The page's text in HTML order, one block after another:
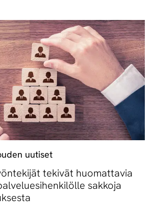
uutiset
tekivät huomattavia
sakkoja